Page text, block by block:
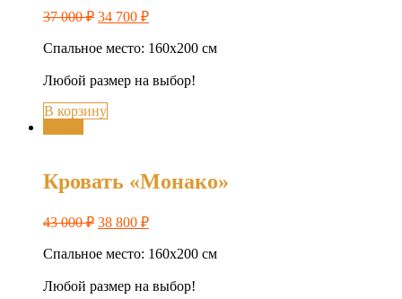
37 000₽ 34 700 ₽
Спальное место: 160х200 см
Любой размер на выбор!
В корзину
Кровать «Монако»
43 000₽ 38 800 ₽
Спальное место: 160х200 см
Любой размер на выбор!